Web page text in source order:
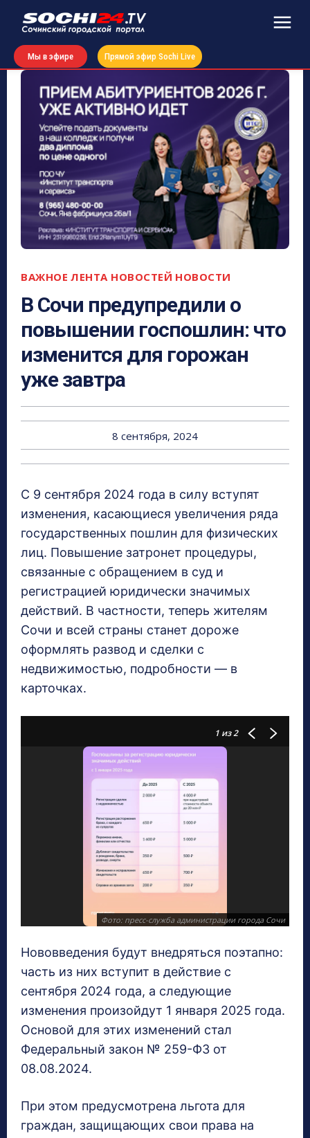
Мы в эфире Прямой эфир Sochi Live
ВАЖНОЕ ЛЕНТА НОВОСТЕЙ НОВОСТИ
В Сочи предупредили о
повышении госпошлин: что
изменится для горожан
уже завтра
8 сентября, 2024
С 9 сентября 2024 года в силу вступят
изменения, касающиеся увеличения ряда
государственных пошлин для физических
лиц. Повышение затронет процедуры,
связанные с обращением в суд и
регистрацией юридически значимых
действий. В частности, теперь жителям
Сочи и всей страны станет дороже
оформлять развод и сделки с
недвижимостью, подробности — в
карточках.
1 из 2
Фото: пресс-служба администрации города Сочи
Нововведения будут внедряться поэтапно:
часть из них вступит в действие с
сентября 2024 года, а следующие
изменения произойдут 1 января 2025 года.
Основой для этих изменений стал
Федеральный закон № 259-ФЗ от
08.08.2024.
При этом предусмотрена льгота для
граждан, защищающих свои права на